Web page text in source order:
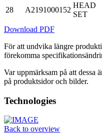
28 A2191000152
HEAD
SET
Download PDF
För att undvika längre
förekomma
Var uppmärksam på att dessa
på produktsidor och bilder.
Technologies
Back to overview